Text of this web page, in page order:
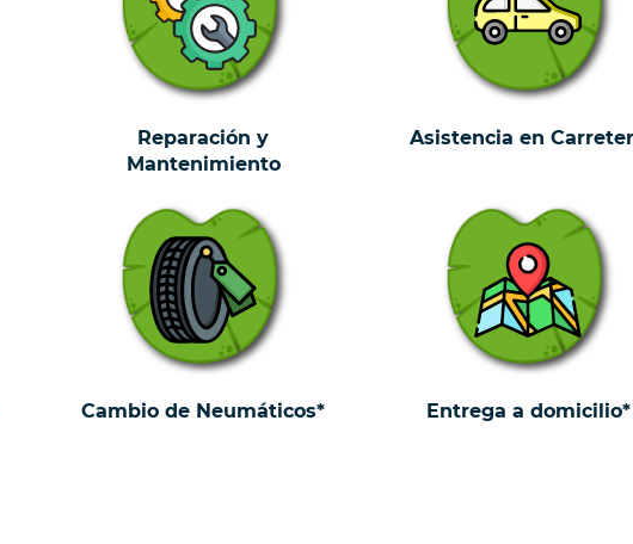
Reparación y
Mantenimiento
Asistencia en
Cambio de Neumáticos* Entrega a domicilio*